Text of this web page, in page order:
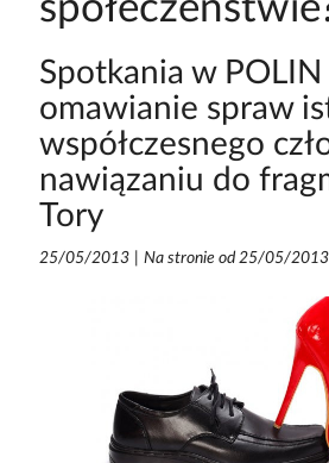
Spotkania w POLIN
omawianie spraw
współczesnego
nawiązaniu do
Tory
25/05/2013| Na stronie od 25/05/2013